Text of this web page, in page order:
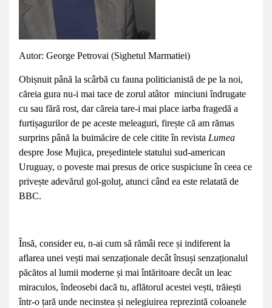
Autor: George Petrovai (Sighetul Marmatiei)
Obișnuit până la scârbă cu fauna politicianistă de pe la noi,
căreia gura nu-i mai tace de zorul atâtor minciuni îndrugate
cu sau fără rost, dar căreia tare-i mai place iarba fragedă a
furtișagurilor de pe aceste meleaguri, firește că am rămas
surprins până la buimăcire de cele citite în revista Lumea
despre Jose Mujica, președintele statului sud-american
Uruguay, o poveste mai presus de orice suspiciune în ceea ce
privește adevărul gol-goluț, atunci când ea este relatată de
BBC.
Însă, consider eu, n-ai cum să rămâi rece și indiferent la
aflarea unei vești mai senzaționale decât însuși senzaționalul
păcătos al lumii moderne și mai întăritoare decât un leac
miraculos, îndeosebi dacă tu, aflătorul acestei vești, trăiești
într-o țară unde necinstea și nelegiuirea reprezintă coloanele